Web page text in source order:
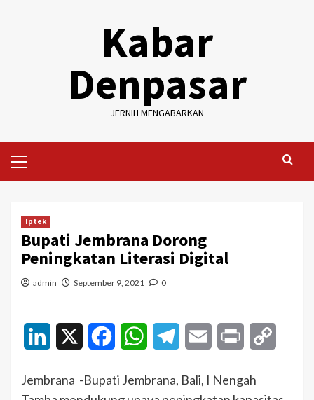
Kabar
Denpasar
JERNIH MENGABARKAN
Menu
Iptek
Bupati Jembrana Dorong
Peningkatan Literasi Digital
admin September 9, 2021 0
LinkedIn FacebookWhatsAppTelegramEmail Print
Jembrana -Bupati Jembrana, Bali, I Nengah